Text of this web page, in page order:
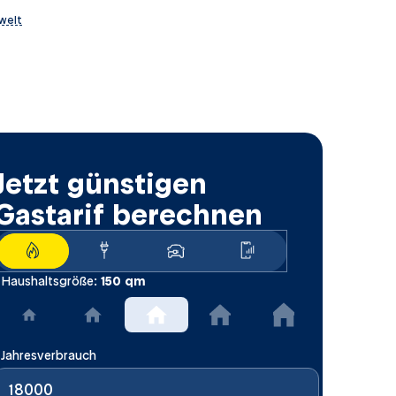
Mobilfunk
günstigen
berechnen
Haushaltsgröße: 150 qm
Jahresverbrauch